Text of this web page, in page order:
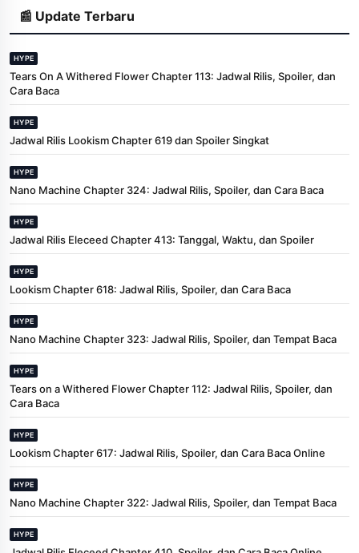
📰 Update Terbaru
HYPE
Tears On A Withered Flower Chapter 113: Jadwal Rilis, Spoiler, dan
Cara Baca
HYPE
Jadwal Rilis Lookism Chapter 619 dan Spoiler Singkat
HYPE
Nano Machine Chapter 324: Jadwal Rilis, Spoiler, dan Cara Baca
HYPE
Jadwal Rilis Eleceed Chapter 413: Tanggal, Waktu, dan Spoiler
HYPE
Lookism Chapter 618: Jadwal Rilis, Spoiler, dan Cara Baca
HYPE
Nano Machine Chapter 323: Jadwal Rilis, Spoiler, dan Tempat Baca
HYPE
Tears on a Withered Flower Chapter 112: Jadwal Rilis, Spoiler, dan
Cara Baca
HYPE
Lookism Chapter 617: Jadwal Rilis, Spoiler, dan Cara Baca Online
HYPE
Nano Machine Chapter 322: Jadwal Rilis, Spoiler, dan Tempat Baca
HYPE